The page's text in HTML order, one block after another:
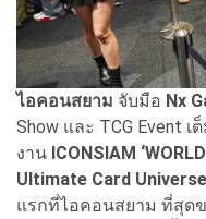
ไอคอนสยาม จับมือ Nx
Show และ TCG Event
งาน ICONSIAM
Ultimate Card Universe
แรกที่ไอคอนสยาม ที่สุด